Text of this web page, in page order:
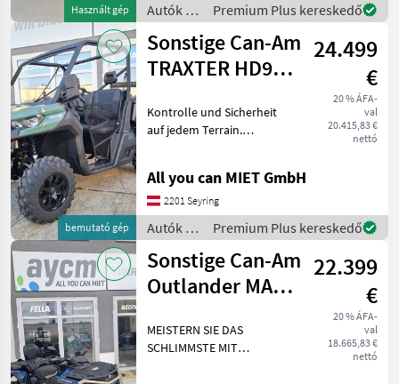
Használt gép
Autók /
Motorkerékpárok
/ Nero
Premium Plus kereskedő
bemutató gép
Sonstige Can-Am
TRAXTER HD9
24.499
€
20 % ÁFA-
val
20.415,83 €
nettó
Kontrolle und Sicherheit
auf jedem Terrain.
perfekte Arbeitsfahrzeug.
Der TRAXTER XU T HD9
MY2025 (T1b Zulassung)
kommt mi
All you can MIET GmbH
2201 Seyring
Autók /
Motorkerékpárok
/
Sonstige
Premium Plus kereskedő
Sonstige Can-Am
Outlander MAX
LIMITED Edi
22.399
€
20 % ÁFA-
val
18.665,83 €
nettó
MEISTERN SIE DAS
SCHLIMMSTE MIT